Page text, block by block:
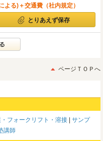
る)＋交通費（社内規定）
とりあえず保存
ページＴＯＰへ
フォークリフト・溶接
サンプ
講師